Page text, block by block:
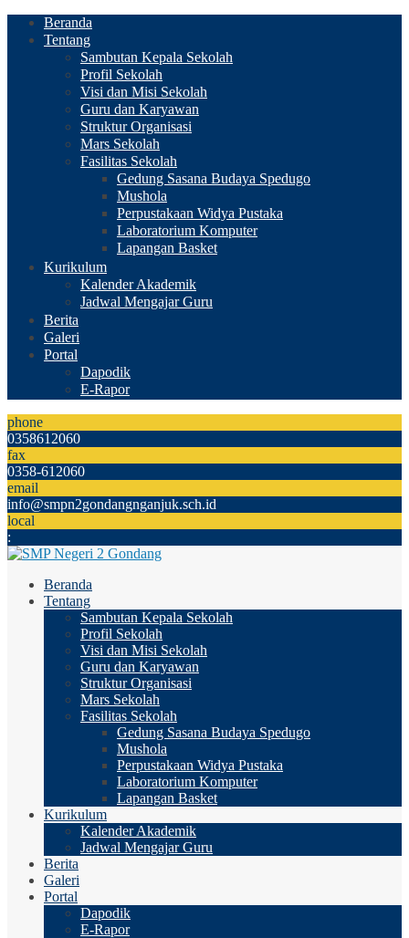
Beranda
Tentang
Sambutan Kepala Sekolah
Profil Sekolah
Visi dan Misi Sekolah
Guru dan Karyawan
Struktur Organisasi
Mars Sekolah
Fasilitas Sekolah
Gedung Sasana Budaya Spedugo
Mushola
Perpustakaan Widya Pustaka
Laboratorium Komputer
Lapangan Basket
Kurikulum
Kalender Akademik
Jadwal Mengajar Guru
Berita
Galeri
Portal
Dapodik
E-Rapor
phone
0358612060
fax
0358-612060
email
info@smpn2gondangnganjuk.sch.id
local
:
Beranda
Tentang
Sambutan Kepala Sekolah
Profil Sekolah
Visi dan Misi Sekolah
Guru dan Karyawan
Struktur Organisasi
Mars Sekolah
Fasilitas Sekolah
Gedung Sasana Budaya Spedugo
Mushola
Perpustakaan Widya Pustaka
Laboratorium Komputer
Lapangan Basket
Kurikulum
Kalender Akademik
Jadwal Mengajar Guru
Berita
Galeri
Portal
Dapodik
E-Rapor